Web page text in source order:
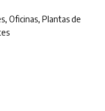
, Oficinas, Plantas de